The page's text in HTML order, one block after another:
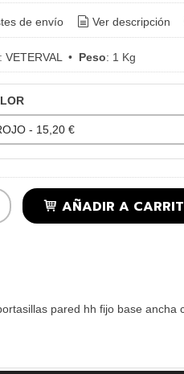
de envío Ver descripción
VETERVAL • Peso: 1 Kg
AÑADIR A
pared hh fijo base ancha